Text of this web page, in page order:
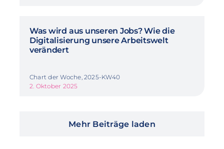
Was wird aus unseren Jobs? Wie die
Digitalisierung unsere Arbeitswelt
verändert
Chart der Woche, 2025-KW40
2. Oktober 2025
Mehr Beiträge laden